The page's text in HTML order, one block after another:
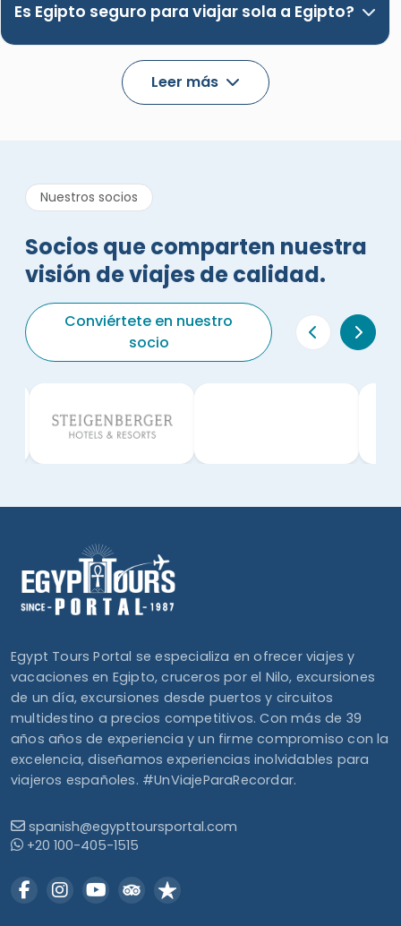
Es Egipto seguro para viajar sola a Egipto?
Leer más
Nuestros socios
Socios que comparten nuestra
visión de viajes de calidad.
Conviértete en nuestro
socio
Egypt Tours Portal se especializa en ofrecer viajes y
vacaciones en Egipto, cruceros por el Nilo, excursiones
de un día, excursiones desde puertos y circuitos
multidestino a precios competitivos. Con más de 39
años años de experiencia y un firme compromiso con la
excelencia, diseñamos experiencias inolvidables para
viajeros españoles. #UnViajeParaRecordar.
spanish@egypttoursportal.com
+20 100-405-1515